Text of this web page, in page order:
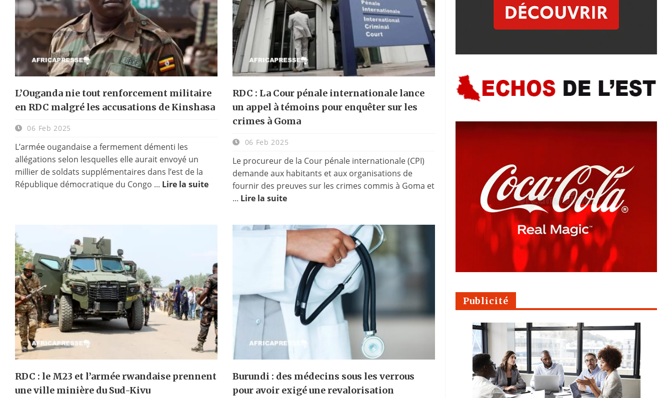
L’Ouganda nie tout renforcement militaire
en RDC malgré les accusations de Kinshasa
06 Feb 2025
L’armée ougandaise a fermement démenti les
allégations selon lesquelles elle aurait envoyé un
millier de soldats supplémentaires dans l’est de la
République démocratique du Congo ... Lire la suite
RDC : La Cour pénale internationale lance
un appel à témoins pour enquêter sur les
crimes à Goma
06 Feb 2025
Le procureur de la Cour pénale internationale (CPI)
demande aux habitants et aux organisations de
fournir des preuves sur les crimes commis à Goma et
... Lire la suite
RDC : le M23 et l’armée rwandaise prennent
une ville minière du Sud-Kivu
Burundi : des médecins sous les verrous
pour avoir exigé une revalorisation
Publicité